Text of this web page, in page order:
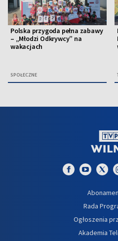
Polska przygoda pełna zabawy
– „Młodzi Odkrywcy” na
wakacjach
SPOŁECZNE
Rada
Ogłoszenia
Akademia